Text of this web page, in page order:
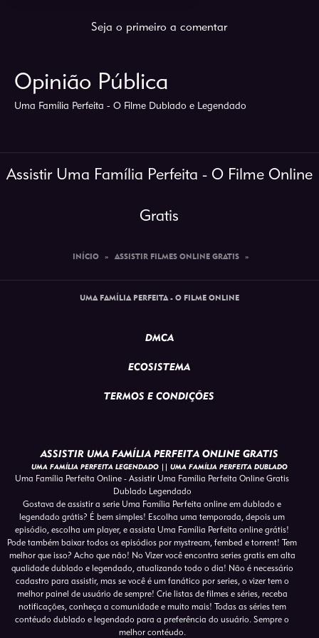
Seja o primeiro a comentar
Opinião Pública
Uma Família Perfeita - O Filme Dublado e Legendado
Assistir Uma Família Perfeita - O Filme Online
Gratis
INÍCIO » ASSISTIR FILMES ONLINE GRATIS »
UMA FAMÍLIA PERFEITA - O FILME ONLINE
DMCA
ECOSISTEMA
TERMOS E CONDIÇÕES
ASSISTIR UMA FAMÍLIA PERFEITA ONLINE GRATIS
UMA FAMÍLIA PERFEITA LEGENDADO || UMA FAMÍLIA PERFEITA DUBLADO
Uma Família Perfeita Online - Assistir Uma Família Perfeita Online Gratis
Dublado Legendado
Gostava de assistir a serie Uma Família Perfeita online em dublado e
legendado grátis? É bem simples! Escolha uma temporada, depois um
episódio, escolha um player, e assista Uma Família Perfeita online grátis!
Pode também baixar todos os episódios por mystream, fembed e torrent! Tem
melhor que isso? Acho que não! No Vizer você encontra series gratis em alta
qualidade dublado e legendado, atualizando todo o dia! Não é necessário
cadastro para assistir, mas se você é um fanático por series, o vizer tem o
melhor painel de usuário de sempre! Crie listas de filmes e séries, receba
notificações, conheça a comunidade e muito mais! Todas as séries tem
contéudo dublado e legendado para a preferência do usuário. Sempre o
melhor contéudo.